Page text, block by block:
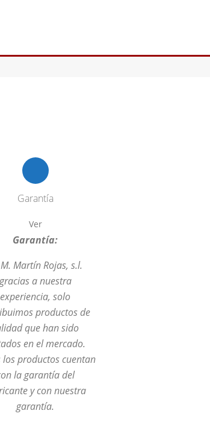
Garantía
Ver
Garantía:
Martín Rojas, s.l.
gracias a nuestra
experiencia, solo
productos de
que han sido
en el mercado.
los productos cuentan
la garantía del
y con nuestra
garantía.